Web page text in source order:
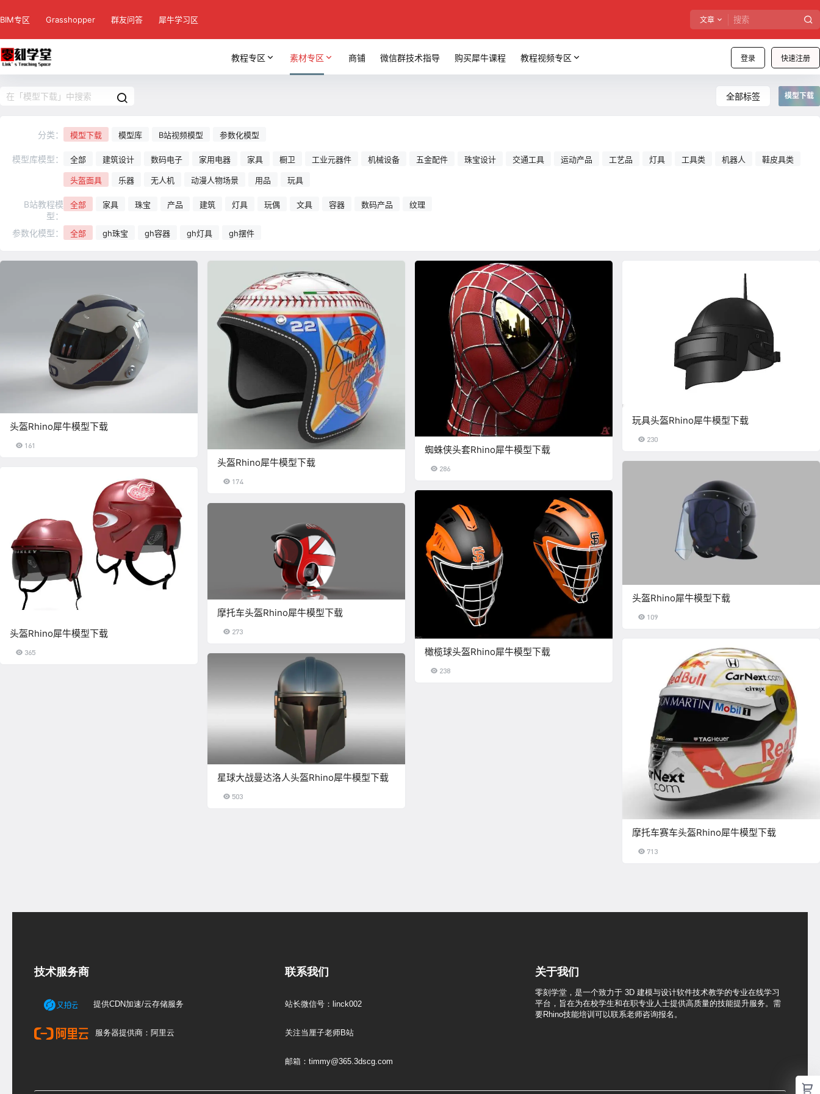
BIM专区 Grasshopper 群友问答 犀牛学习区 文章
登录 快速注册
教程专区 素材专区 商铺 微信群技术指导 购买犀牛课程 教程视频专区
全部标签 模型下载
分类： 模型下载 模型库 B站视频模型 参数化模型
模型库模型： 全部 建筑设计 数码电子 家用电器 家具 橱卫 工业元器件 机械设备 五金配件 珠宝设计 交通工具 运动产品 工艺品 灯具 工具类 机器人 鞋皮具类
头盔面具 乐器 无人机 动漫人物场景 用品 玩具
B站教程模
型：
全部 家具 珠宝 产品 建筑 灯具 玩偶 文具 容器 数码产品 纹理
参数化模型： 全部 gh珠宝 gh容器 gh灯具 gh摆件
头盔Rhino犀牛模型下载
161
头盔Rhino犀牛模型下载
174
蜘蛛侠头套Rhino犀牛模型下载
286
玩具头盔Rhino犀牛模型下载
230
头盔Rhino犀牛模型下载
109
头盔Rhino犀牛模型下载
365 橄榄球头盔Rhino犀牛模型下载
238
摩托车头盔Rhino犀牛模型下载
273
摩托车赛车头盔Rhino犀牛模型下载
713
星球大战曼达洛人头盔Rhino犀牛模型下载
503
技术服务商
提供CDN加速/云存储服务
服务器提供商：阿里云
联系我们
站长微信号：linck002
关注当厘子老师B站
邮箱：timmy@365.3dscg.com
关于我们
零刻学堂，是一个致力于 3D 建模与设计软件技术教学的专业在线学习
平台，旨在为在校学生和在职专业人士提供高质量的技能提升服务。需
要Rhino技能培训可以联系老师咨询报名。